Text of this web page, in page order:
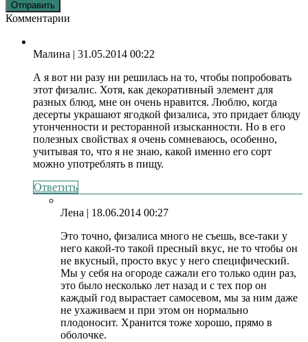
Комментарии
Малина | 31.05.2014 00:22
А я вот ни разу ни решилась на то, чтобы попробовать
этот физалис. Хотя, как декоративный элемент для
разных блюд, мне он очень нравится. Люблю, когда
десерты украшают ягодкой физалиса, это придает блюду
утонченности и ресторанной изысканности. Но в его
полезных свойствах я очень сомневаюсь, особенно,
учитывая то, что я не знаю, какой именно его сорт
можно употреблять в пищу.
Ответить
Лена | 18.06.2014 00:27
Это точно, физалиса много не съешь, все-таки у
него какой-то такой пресный вкус, не то чтобы он
не вкусный, просто вкус у него специфический.
Мы у себя на огороде сажали его только один раз,
это было несколько лет назад и с тех пор он
каждый год вырастает самосевом, мы за ним даже
не ухаживаем и при этом он нормально
плодоносит. Хранится тоже хорошо, прямо в
оболочке.